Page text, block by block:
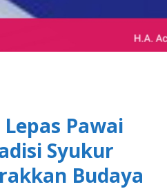
Pawai
Syukur
Budaya